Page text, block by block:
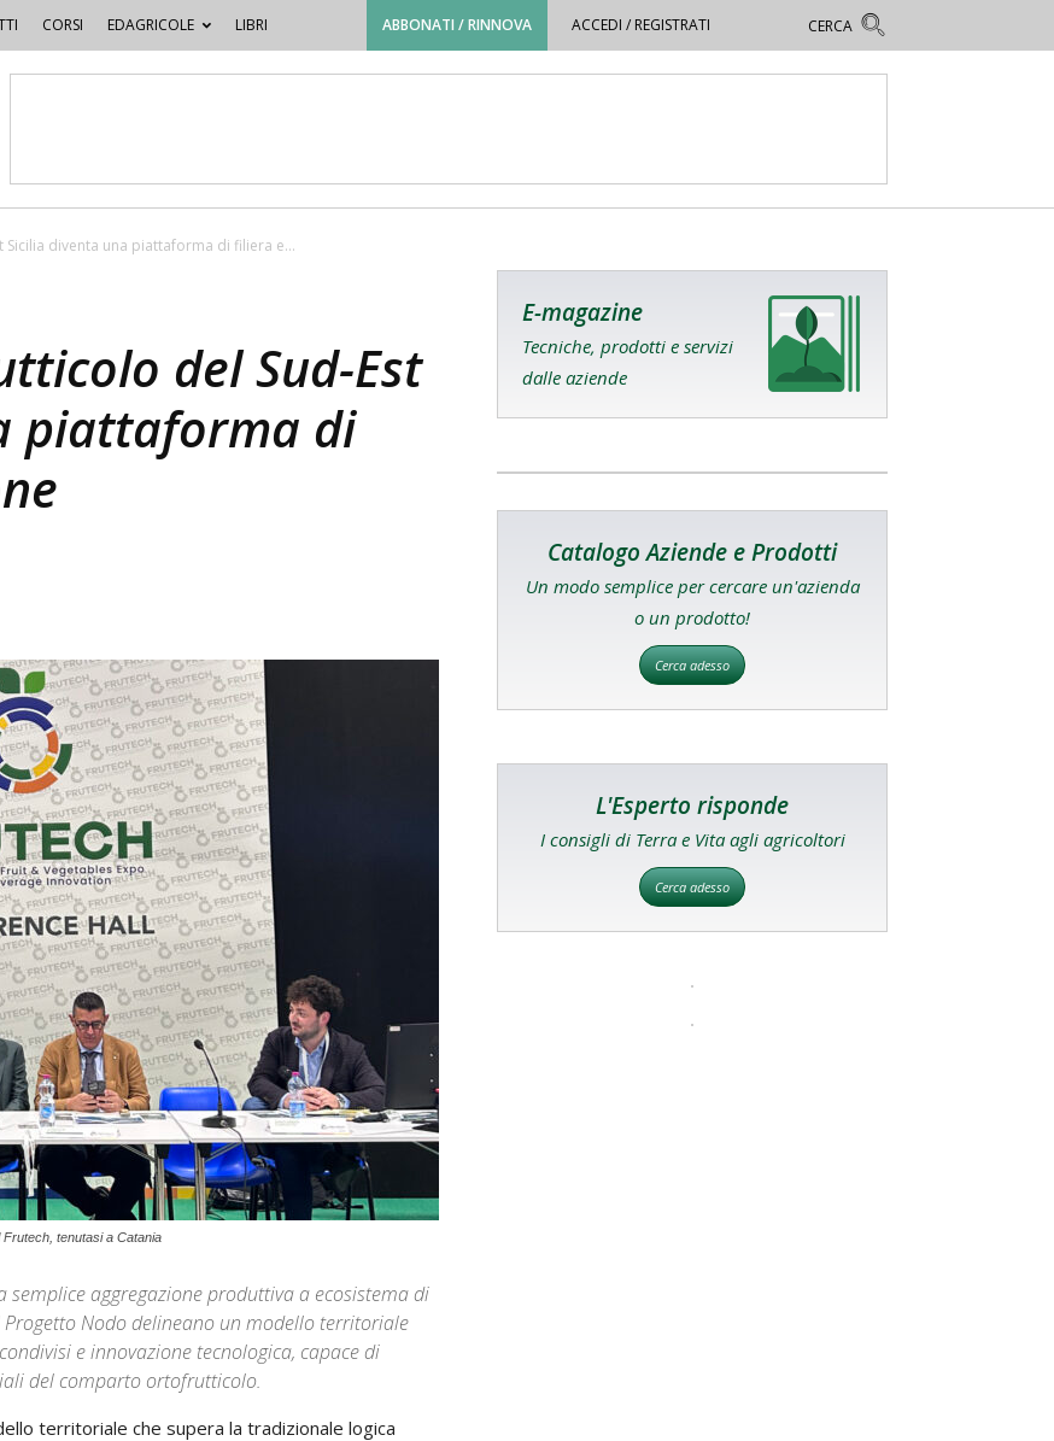
CORSI EDAGRICOLE LIBRI ABBONATI / RINNOVA ACCEDI / REGISTRATI
diventa una piattaforma di filiera e...
del Sud-Est
piattaforma di
tenutasi a Catania
aggregazione produttiva a ecosistema di
Nodo delineano un modello territoriale
e innovazione tecnologica, capace di
del comparto ortofrutticolo.
territoriale che supera la tradizionale logica
E-magazine
Tecniche, prodotti e servizi
dalle aziende
Catalogo Aziende e Prodotti
Un modo semplice per cercare un'azienda
o un prodotto!
Cerca adesso
L'Esperto risponde
I consigli di Terra e Vita agli agricoltori
Cerca adesso